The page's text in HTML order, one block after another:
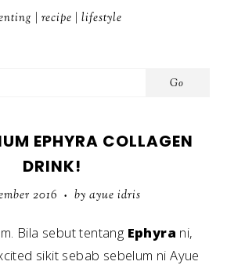
| recipe | lifestyle
EPHYRA COLLAGEN
DRINK!
2016 • by ayue idris
Bila sebut tentang Ephyra ni,
sikit sebab sebelum ni Ayue